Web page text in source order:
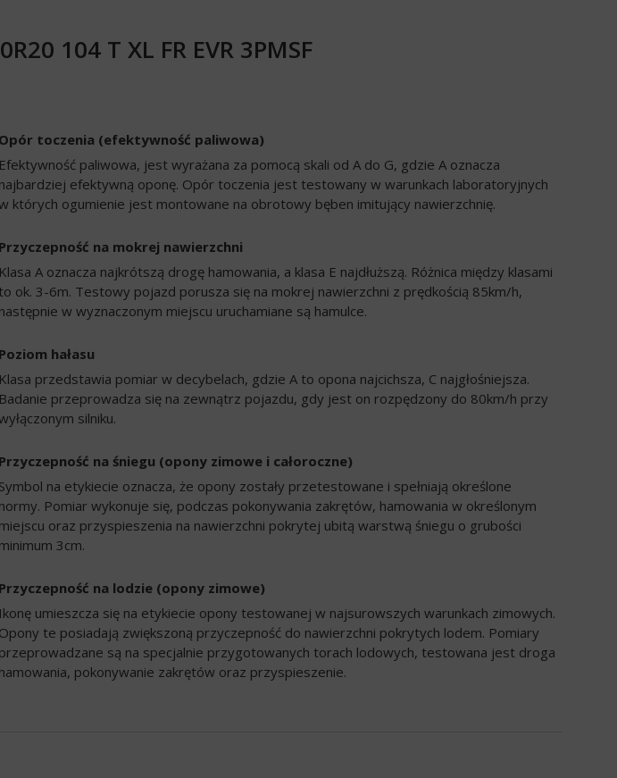
104 T XL FR EVR 3PMSF
Opór toczenia (efektywność paliwowa)
Efektywność paliwowa, jest wyrażana za pomocą skali od A do G, gdzie A oznacza
najbardziej efektywną oponę. Opór toczenia jest testowany w warunkach laboratoryjnych
których ogumienie jest montowane na obrotowy bęben imitujący nawierzchnię.
Przyczepność na mokrej nawierzchni
Klasa A oznacza najkrótszą drogę hamowania, a klasa E najdłuższą. Różnica między klasami
to ok. 3-6m. Testowy pojazd porusza się na mokrej nawierzchni z prędkością 85km/h,
następnie w wyznaczonym miejscu uruchamiane są hamulce.
Poziom hałasu
Klasa przedstawia pomiar w decybelach, gdzie A to opona najcichsza, C najgłośniejsza.
Badanie przeprowadza się na zewnątrz pojazdu, gdy jest on rozpędzony do 80km/h przy
silniku.
Przyczepność na śniegu (opony zimowe i całoroczne)
Symbol na etykiecie oznacza, że opony zostały przetestowane i spełniają określone
normy. Pomiar wykonuje się, podczas pokonywania zakrętów, hamowania w określonym
miejscu oraz przyspieszenia na nawierzchni pokrytej ubitą warstwą śniegu o grubości
minimum 3cm.
Przyczepność na lodzie (opony zimowe)
Ikonę umieszcza się na etykiecie opony testowanej w najsurowszych warunkach zimowych.
Opony te posiadają zwiększoną przyczepność do nawierzchni pokrytych lodem. Pomiary
przeprowadzane są na specjalnie przygotowanych torach lodowych, testowana jest droga
hamowania, pokonywanie zakrętów oraz przyspieszenie.